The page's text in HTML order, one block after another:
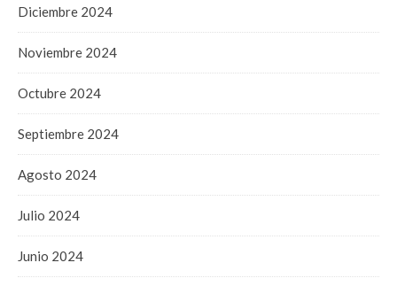
Diciembre 2024
Noviembre 2024
Octubre 2024
Septiembre 2024
Agosto 2024
Julio 2024
Junio 2024